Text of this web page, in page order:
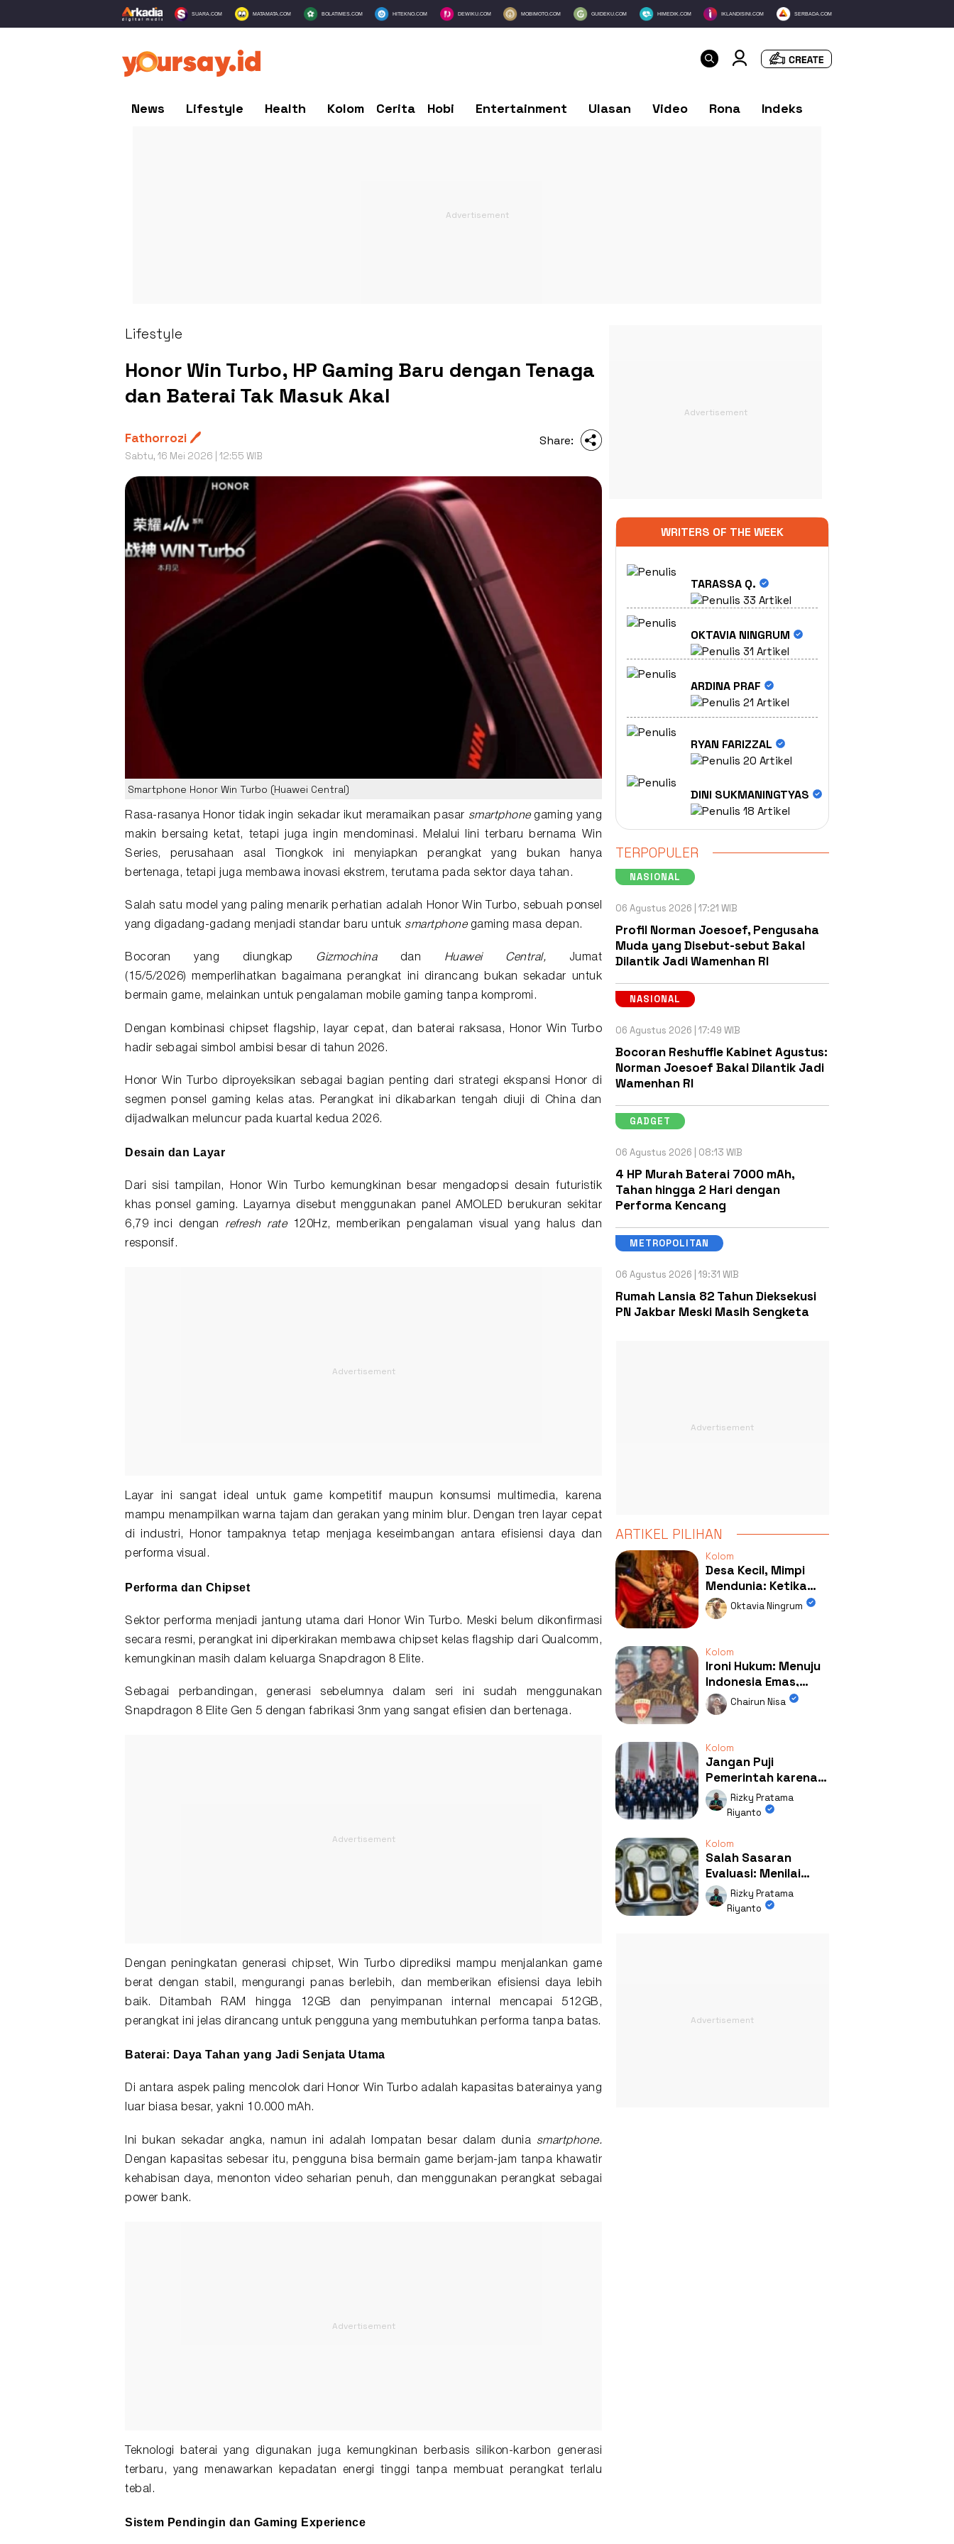
SUARA.COM MATAMATA.COM BOLATIMES.COM HITEKNO.COM DEWIKU.COM MOBIMOTO.COM GUIDEKU.COM HIMEDIK.COM IKLANDISINI.COM SERBADA.COM
News Lifestyle Health Kolom Cerita Hobi Entertainment Ulasan Video Rona Indeks
Lifestyle
Honor Win Turbo, HP Gaming Baru dengan Tenaga
dan Baterai Tak Masuk Akal
Fathorrozi 🖊️
Sabtu, 16 Mei 2026 | 12:55 WIB
Share:
Smartphone Honor Win Turbo (Huawei Central)
Rasa-rasanya Honor tidak ingin sekadar ikut meramaikan pasar smartphonegaming yang
makin bersaing ketat, tetapi juga ingin mendominasi. Melalui lini terbaru bernama Win
Series, perusahaan asal Tiongkok ini menyiapkan perangkat yang bukan hanya
bertenaga, tetapi juga membawa inovasi ekstrem, terutama pada sektor daya tahan.
Salah satu model yang paling menarik perhatian adalah Honor Win Turbo, sebuah ponsel
yang digadang-gadang menjadi standar baru untuk smartphonegaming masa depan.
Bocoran yang diungkap Gizmochinadan Huawei Central,
Jumat
(15/5/2026) memperlihatkan bagaimana perangkat ini dirancang bukan sekadar untuk
bermain game, melainkan untuk pengalaman mobile gaming tanpa kompromi.
Dengan kombinasi chipset flagship, layar cepat, dan baterai raksasa, Honor Win Turbo
hadir sebagai simbol ambisi besar di tahun 2026.
Honor Win Turbo diproyeksikan sebagai bagian penting dari strategi ekspansi Honor di
segmen ponsel gaming kelas atas. Perangkat ini dikabarkan tengah diuji di China dan
dijadwalkan meluncur pada kuartal kedua 2026.
Desain dan Layar
Dari sisi tampilan, Honor Win Turbo kemungkinan besar mengadopsi desain futuristik
khas ponsel gaming. Layarnya disebut menggunakan panel AMOLED berukuran sekitar
6,79 inci dengan refresh rate120Hz, memberikan pengalaman visual yang halus dan
responsif.
Layar ini sangat ideal untuk game kompetitif maupun konsumsi multimedia, karena
mampu menampilkan warna tajam dan gerakan yang minim blur. Dengan tren layar cepat
di industri, Honor tampaknya tetap menjaga keseimbangan antara efisiensi daya dan
performa visual.
Performa dan Chipset
Sektor performa menjadi jantung utama dari Honor Win Turbo. Meski belum dikonfirmasi
secara resmi, perangkat ini diperkirakan membawa chipset kelas flagship dari Qualcomm,
kemungkinan masih dalam keluarga Snapdragon 8 Elite .
Sebagai perbandingan, generasi sebelumnya dalam seri ini sudah menggunakan
Snapdragon 8 Elite Gen 5 dengan fabrikasi 3nm yang sangat efisien dan bertenaga.
Dengan peningkatan generasi chipset, Win Turbo diprediksi mampu menjalankan game
berat dengan stabil, mengurangi panas berlebih, dan memberikan efisiensi daya lebih
baik. Ditambah RAM hingga 12GB dan penyimpanan internal mencapai 512GB,
perangkat ini jelas dirancang untuk pengguna yang membutuhkan performa tanpa batas.
Baterai: Daya Tahan yang Jadi Senjata Utama
Di antara aspek paling mencolok dari Honor Win Turbo adalah kapasitas baterainya yang
luar biasa besar, yakni 10.000 mAh.
Ini bukan sekadar angka, namun ini adalah lompatan besar dalam dunia
smartphone.
Dengan kapasitas sebesar itu, pengguna bisa bermain game berjam-jam tanpa khawatir
kehabisan daya, menonton video seharian penuh, dan menggunakan perangkat sebagai
power bank.
Teknologi baterai yang digunakan juga kemungkinan berbasis silikon-karbon generasi
terbaru, yang menawarkan kepadatan energi tinggi tanpa membuat perangkat terlalu
tebal.
Sistem Pendingin dan Gaming Experience
WRITERS OF THE WEEK
TARASSA Q.
33 Artikel
OKTAVIA NINGRUM
31 Artikel
ARDINA PRAF
21 Artikel
RYAN FARIZZAL
20 Artikel
DINI SUKMANINGTYAS
18 Artikel
TERPOPULER
NASIONAL
06 Agustus 2026 | 17:21 WIB
Profil Norman Joesoef, Pengusaha
Muda yang Disebut-sebut Bakal
Dilantik Jadi Wamenhan RI
NASIONAL
06 Agustus 2026 | 17:49 WIB
Bocoran Reshuffle Kabinet Agustus:
Norman Joesoef Bakal Dilantik Jadi
Wamenhan RI
GADGET
06 Agustus 2026 | 08:13 WIB
4 HP Murah Baterai 7000 mAh,
Tahan hingga 2 Hari dengan
Performa Kencang
METROPOLITAN
06 Agustus 2026 | 19:31 WIB
Rumah Lansia 82 Tahun Dieksekusi
PN Jakbar Meski Masih Sengketa
ARTIKEL PILIHAN
Kolom
Desa Kecil, Mimpi
Mendunia: Ketika
Kolaborasi
Mengubah Wajah
Oktavia Ningrum
Kolom
Ironi Hukum: Menuju
Indonesia Emas,
Ternyata Emasnya
Ada di Rumah Febrie!
Chairun Nisa
Kolom
Jangan Puji
Pemerintah karena
Kerja: Mengapa
Publik Begitu Mudah
Rizky Pratama
Riyanto
Kolom
Salah Sasaran
Evaluasi: Menilai
Program MBG Lewat
Respons Anak Itu
Rizky Pratama
Riyanto